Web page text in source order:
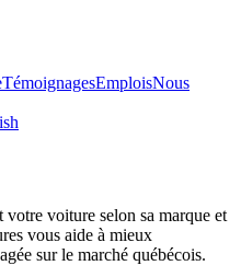
TémoignagesEmploisNous
voiture selon sa marque et
vous aide à mieux
sur le marché québécois.